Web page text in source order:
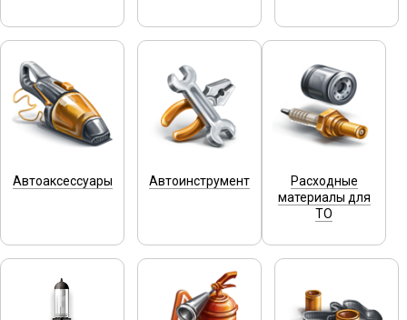
Автоаксессуары Автоинструмент
Расходные
материалы для
ТО